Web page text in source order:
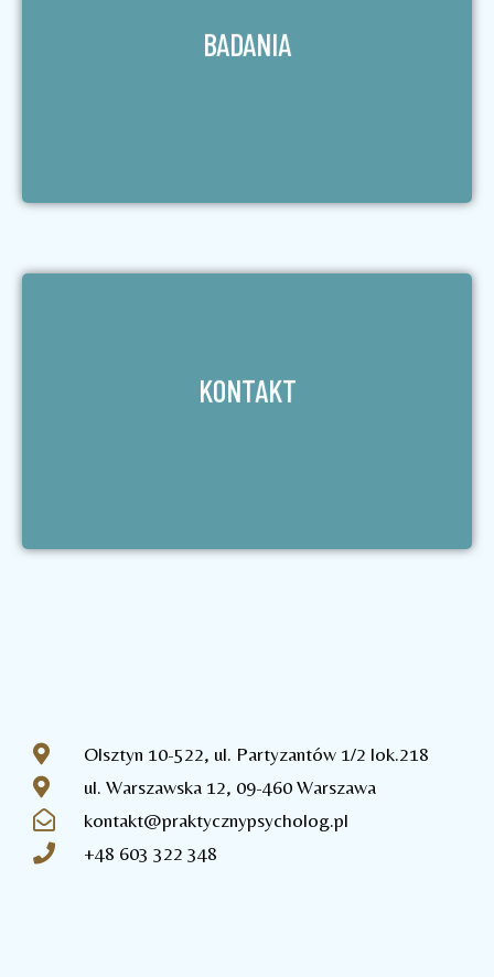
BADANIA
ZOBACZ
KONTAKT
ZOBACZ
Olsztyn 10-522, ul. Partyzantów 1/2 lok.218
ul. Warszawska 12, 09-460 Warszawa
kontakt@praktycznypsycholog.pl
+48 603 322 348